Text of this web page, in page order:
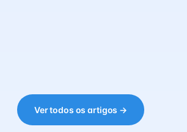
Ver todos os artigos →